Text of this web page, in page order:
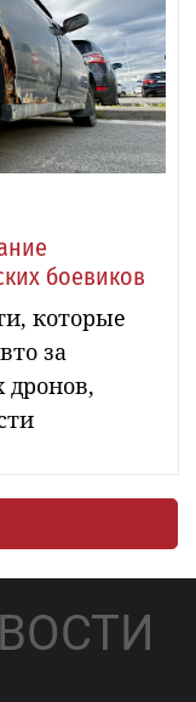
боевиков
которые
за
дронов,